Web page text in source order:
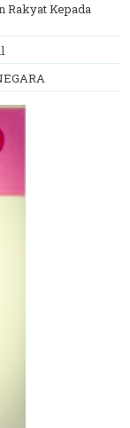
Rakyat Kepada